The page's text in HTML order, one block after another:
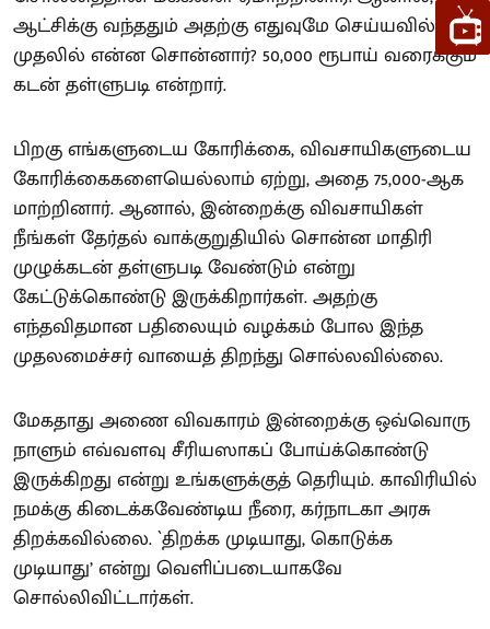
ஆட்சிக்கு வந்ததும் அதற்கு எதுவுமே செய்யவில்லை.
முதலில் என்ன சொன்னார்? 50,000 ரூபாய் வரைக்கும்
கடன் தள்ளுபடி என்றார்.
பிறகு எங்களுடைய கோரிக்கை, விவசாயிகளுடைய
கோரிக்கைகளையெல்லாம் ஏற்று, அதை 75,000-ஆக
மாற்றினார். ஆனால், இன்றைக்கு விவசாயிகள்
நீங்கள் தேர்தல் வாக்குறுதியில் சொன்ன மாதிரி
முழுக்கடன் தள்ளுபடி வேண்டும் என்று
கேட்டுக்கொண்டு இருக்கிறார்கள். அதற்கு
எந்தவிதமான பதிலையும் வழக்கம் போல இந்த
முதலமைச்சர் வாயைத் திறந்து சொல்லவில்லை.
மேகதாது அணை விவகாரம் இன்றைக்கு ஒவ்வொரு
நாளும் எவ்வளவு சீரியஸாகப் போய்க்கொண்டு
இருக்கிறது என்று உங்களுக்குத் தெரியும். காவிரியில்
நமக்கு கிடைக்கவேண்டிய நீரை, கர்நாடகா அரசு
திறக்கவில்லை. `திறக்க முடியாது, கொடுக்க
முடியாது’ என்று வெளிப்படையாகவே
சொல்லிவிட்டார்கள்.